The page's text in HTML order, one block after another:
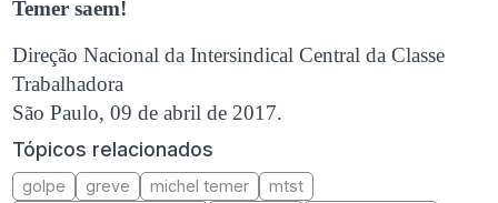
Temer saem!
Direção Nacional da Intersindical Central da Classe
Trabalhadora
São Paulo, 09 de abril de 2017.
Tópicos relacionados
golpe greve michel temer
mtst